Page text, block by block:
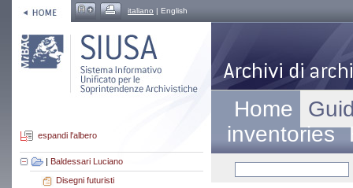
italiano | English
espandi l'albero
| Baldessari Luciano
Disegni futuristi
Home
inventories